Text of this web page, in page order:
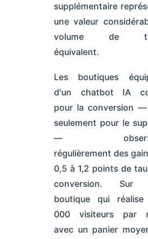
supplémentaire
une valeur
volume de
équivalent.
Les boutiques
d'un chatbot IA
pour la conversion
seulement pour le
—
régulièrement des
0,5 à 1,2 points de
conversion. Sur
boutique qui réalise
000 visiteurs par
avec un panier